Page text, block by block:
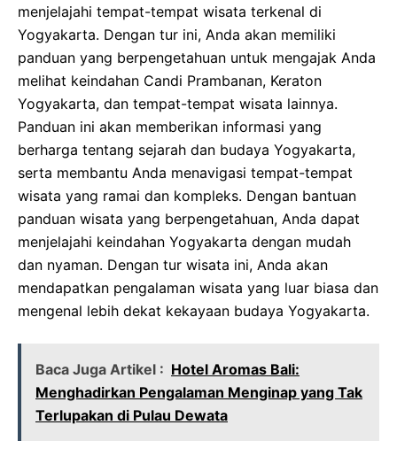
menjelajahi tempat-tempat wisata terkenal di
Yogyakarta. Dengan tur ini, Anda akan memiliki
panduan yang berpengetahuan untuk mengajak Anda
melihat keindahan Candi Prambanan, Keraton
Yogyakarta, dan tempat-tempat wisata lainnya.
Panduan ini akan memberikan informasi yang
berharga tentang sejarah dan budaya Yogyakarta,
serta membantu Anda menavigasi tempat-tempat
wisata yang ramai dan kompleks. Dengan bantuan
panduan wisata yang berpengetahuan, Anda dapat
menjelajahi keindahan Yogyakarta dengan mudah
dan nyaman. Dengan tur wisata ini, Anda akan
mendapatkan pengalaman wisata yang luar biasa dan
mengenal lebih dekat kekayaan budaya Yogyakarta.
Baca Juga Artikel : Hotel Aromas Bali:
Menghadirkan Pengalaman Menginap yang Tak
Terlupakan di Pulau Dewata